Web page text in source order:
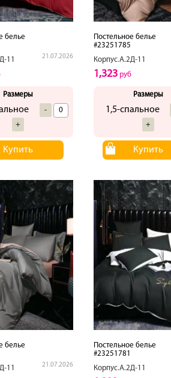
белье
11
21.07.2026
Размеры
-
+
Купить
Постельное белье
#23251785
Корпус.А.2Д-11
1,323руб
Размеры
1,5-спальное
+
Купить
белье
11
21.07.2026
Постельное белье
#23251781
Корпус.А.2Д-11